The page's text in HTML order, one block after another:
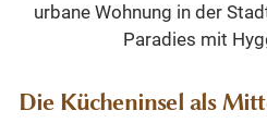
urbane Wohnung in der
Paradies mit
Die Kücheninsel als